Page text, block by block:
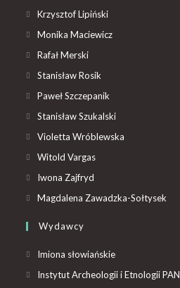
Krzysztof Lipiński
Monika Maciewicz
Rafał Merski
Stanisław Rosik
Paweł Szczepanik
Stanisław Szukalski
Violetta Wróblewska
Witold Vargas
Iwona Zajfryd
Magdalena Zawadzka-Sołtysek
Wydawcy
Imiona słowiańskie
Instytut Archeologii i Etnologii PAN